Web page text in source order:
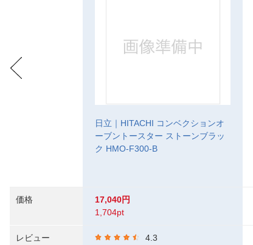
価格
レビュー
日立｜HITACHI コンベクションオ
ーブントースター ストーンブラッ
ク HMO-F300-B
17,040円
1,704pt
4.3